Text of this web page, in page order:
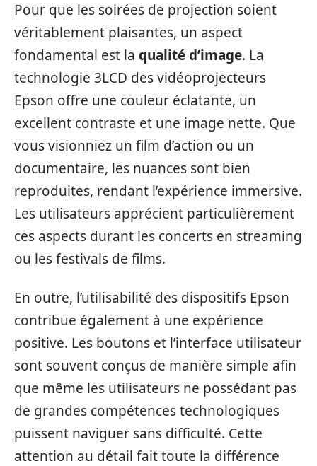
Pour que les soirées de projection soient
véritablement plaisantes, un aspect
fondamental est la qualité d’image. La
technologie 3LCD des vidéoprojecteurs
Epson offre une couleur éclatante, un
excellent contraste et une image nette. Que
vous visionniez un film d’action ou un
documentaire, les nuances sont bien
reproduites, rendant l’expérience immersive.
Les utilisateurs apprécient particulièrement
ces aspects durant les concerts en streaming
ou les festivals de films.
En outre, l’utilisabilité des dispositifs Epson
contribue également à une expérience
positive. Les boutons et l’interface utilisateur
sont souvent conçus de manière simple afin
que même les utilisateurs ne possédant pas
de grandes compétences technologiques
puissent naviguer sans difficulté. Cette
attention au détail fait toute la différence